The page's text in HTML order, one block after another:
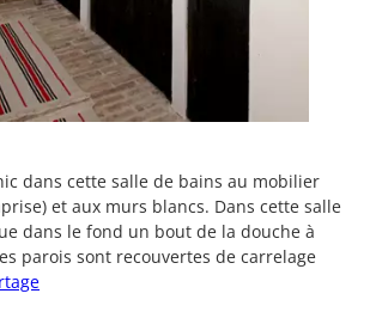
dans cette salle de bains au mobilier
et aux murs blancs. Dans cette salle
dans le fond un bout de la douche à
parois sont recouvertes de carrelage